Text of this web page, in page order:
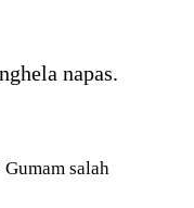
napas.
salah